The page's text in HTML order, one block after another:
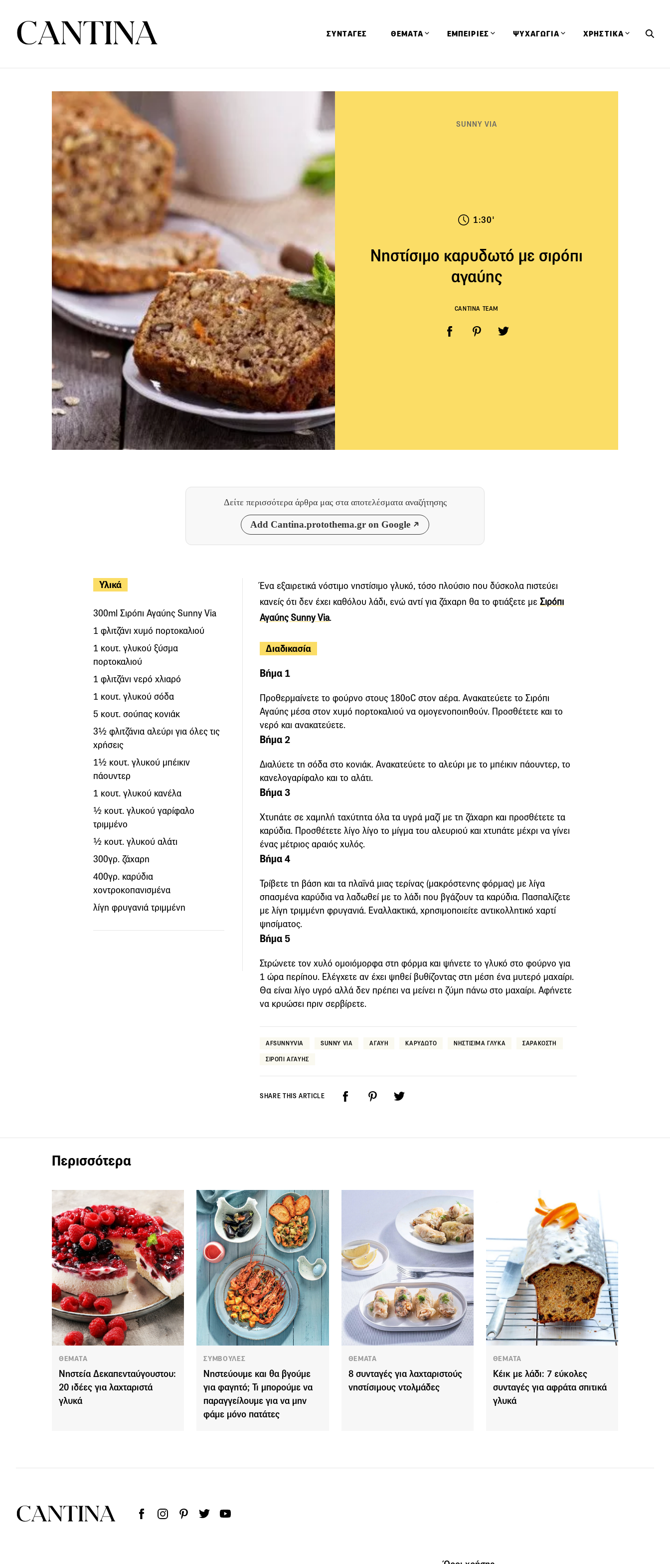
ΣΥΝΤΑΓΕΣ ΘΕΜΑΤΑ ΕΜΠΕΙΡΙΕΣ ΨΥΧΑΓΩΓΙΑ ΧΡΗΣΤΙΚΑ
SUNNY VIA
1:30'
Νηστίσιμο καρυδωτό με σιρόπι
αγαύης
CANTINA TEAM
Δείτε περισσότερα άρθρα μας στα αποτελέσματα αναζήτησης
Add Cantina.protothema.gr on Google
Υλικά
300ml Σιρόπι Αγαύης Sunny Via
1 φλιτζάνι χυμό πορτοκαλιού
1 κουτ. γλυκού ξύσμα
πορτοκαλιού
1 φλιτζάνι νερό χλιαρό
1 κουτ. γλυκού σόδα
5 κουτ. σούπας κονιάκ
3½ φλιτζάνια αλεύρι για όλες τις
χρήσεις
1½ κουτ. γλυκού μπέικιν
πάουντερ
1 κουτ. γλυκού κανέλα
½ κουτ. γλυκού γαρίφαλο
τριμμένο
½ κουτ. γλυκού αλάτι
300γρ. ζάχαρη
400γρ. καρύδια
χοντροκοπανισμένα
λίγη φρυγανιά τριμμένη
Ένα εξαιρετικά νόστιμο νηστίσιμο γλυκό, τόσο πλούσιο που δύσκολα πιστεύει
κανείς ότι δεν έχει καθόλου λάδι, ενώ αντί για ζάχαρη θα το φτιάξετε με Σιρόπι
Αγαύης Sunny Via.
Διαδικασία
Βήμα 1
Προθερμαίνετε το φούρνο στους 180οC στον αέρα. Ανακατεύετε το Σιρόπι
Αγαύης μέσα στον χυμό πορτοκαλιού να ομογενοποιηθούν. Προσθέτετε και το
νερό και ανακατεύετε.
Βήμα 2
Διαλύετε τη σόδα στο κονιάκ. Ανακατεύετε το αλεύρι με το μπέικιν πάουντερ, το
κανελογαρίφαλο και το αλάτι.
Βήμα 3
Χτυπάτε σε χαμηλή ταχύτητα όλα τα υγρά μαζί με τη ζάχαρη και προσθέτετε τα
καρύδια. Προσθέτετε λίγο λίγο το μίγμα του αλευριού και χτυπάτε μέχρι να γίνει
ένας μέτριος αραιός χυλός.
Βήμα 4
Τρίβετε τη βάση και τα πλαϊνά μιας τερίνας (μακρόστενης φόρμας) με λίγα
σπασμένα καρύδια να λαδωθεί με το λάδι που βγάζουν τα καρύδια. Πασπαλίζετε
με λίγη τριμμένη φρυγανιά. Εναλλακτικά, χρησιμοποιείτε αντικολλητικό χαρτί
ψησίματος.
Βήμα 5
Στρώνετε τον χυλό ομοιόμορφα στη φόρμα και ψήνετε το γλυκό στο φούρνο για
1 ώρα περίπου. Ελέγχετε αν έχει ψηθεί βυθίζοντας στη μέση ένα μυτερό μαχαίρι.
Θα είναι λίγο υγρό αλλά δεν πρέπει να μείνει η ζύμη πάνω στο μαχαίρι. Αφήνετε
να κρυώσει πριν σερβίρετε.
AFSUNNYVIA SUNNY VIA ΑΓΑΥΗ ΚΑΡΥΔΩΤΟ ΝΗΣΤΙΣΙΜΑ ΓΛΥΚΑ ΣΑΡΑΚΟΣΤΗ
ΣΙΡΟΠΙ ΑΓΑΥΗΣ
SHARE THIS ARTICLE
Περισσότερα
ΘΕΜΑΤΑ
Νηστεία Δεκαπενταύγουστου:
20 ιδέες για λαχταριστά
γλυκά
ΣΥΜΒΟΥΛΕΣ
Νηστεύουμε και θα βγούμε
για φαγητό; Τι μπορούμε να
παραγγείλουμε για να μην
φάμε μόνο πατάτες
ΘΕΜΑΤΑ
8 συνταγές για λαχταριστούς
νηστίσιμους ντολμάδες
ΘΕΜΑΤΑ
Κέικ με λάδι: 7 εύκολες
συνταγές για αφράτα σπιτικά
γλυκά